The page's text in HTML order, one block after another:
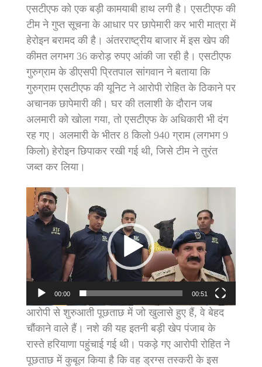
एसटीएफ को एक बड़ी कामयाबी हाथ लगी है। एसटीएफ की
टीम ने गुप्त सूचना के आधार पर छापेमारी कर भारी मात्रा में
हेरोइन बरामद की है। अंतरराष्ट्रीय बाजार में इस खेप की
कीमत लगभग 36 करोड़ रुपए आंकी जा रही है। एसटीएफ
गुरुग्राम के डीएसपी प्रितपाल सांगवान ने बताया कि
गुरुग्राम एसटीएफ की यूनिट ने आरोपी रोहित के ठिकाने पर
अचानक छापेमारी की। घर की तलाशी के दौरान जब
अलमारी को खोला गया, तो एसटीएफ के अधिकारी भी दंग
रह गए। अलमारी के भीतर 8 किलो 940 ग्राम (लगभग 9
किलो) हेरोइन छिपाकर रखी गई थी, जिसे टीम ने तुरंत
जब्त कर लिया।
Video
Player
00:00 00:51
आरोपी से शुरुआती पूछताछ में जो खुलासे हुए हैं, वे बेहद
चौंकाने वाले हैं। नशे की यह इतनी बड़ी खेप पंजाब के
रास्ते हरियाणा पहुंचाई गई थी। पकड़े गए आरोपी रोहित ने
पूछताछ में कुबूल किया है कि वह ड्रग्स तस्करी के इस